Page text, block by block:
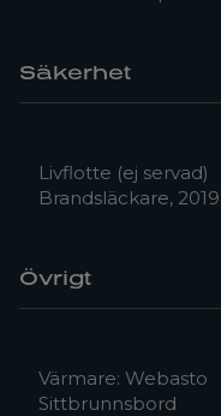
Säkerhet
Livflotte (ej servad)
Brandsläckare, 2019
Övrigt
Värmare: Webasto
Sittbrunnsbord